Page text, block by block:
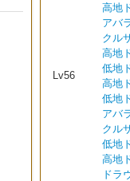
Lv56
高地
アバ
クル
高地
低地
高地
低地
アバ
クル
低地
高地
ドラ